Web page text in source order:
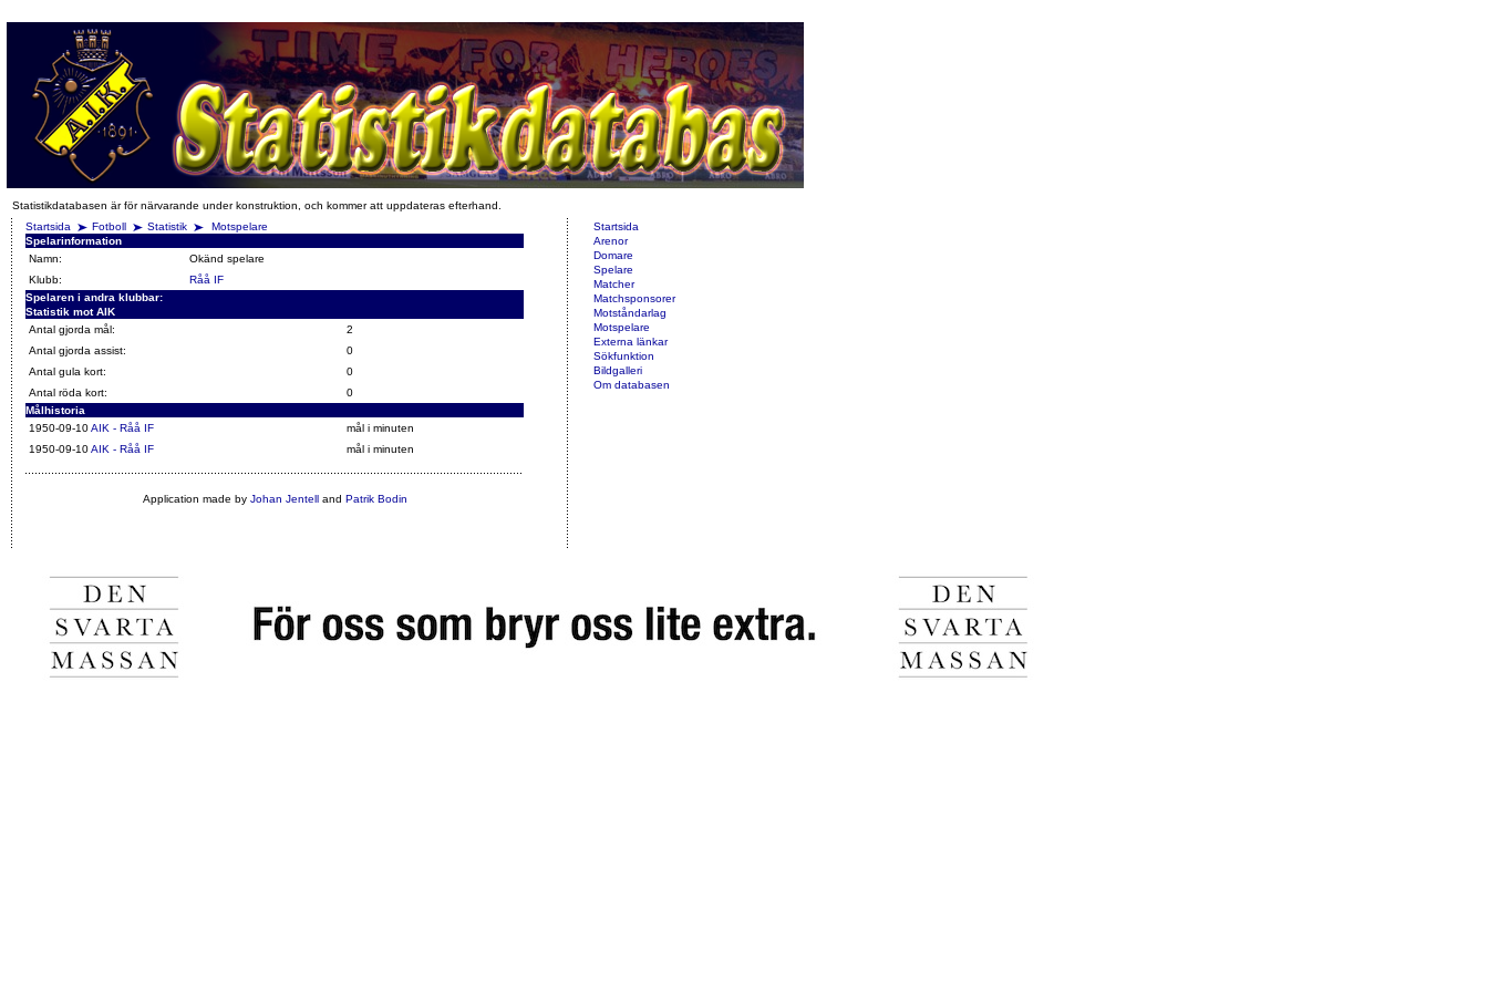
Statistikdatabasen är för närvarande under konstruktion, och kommer att uppdateras efterhand.
Startsida
Fotboll Statistik
Motspelare
Spelarinformation
Namn:
Okänd spelare
Klubb:
Råå IF
Spelaren i andra klubbar:
Statistik mot AIK
Antal gjorda mål:
2
Antal gjorda assist:
0
Antal gula kort:
0
Antal röda kort:
0
Målhistoria
1950-09-10AIK - Råå IF
mål i minuten
1950-09-10AIK - Råå IF mål i minuten
Application made by Johan Jentelland Patrik Bodin
Startsida
Arenor
Domare
Spelare
Matcher
Matchsponsorer
Motståndarlag
Motspelare
Externa länkar
Sökfunktion
Bildgalleri
Om databasen